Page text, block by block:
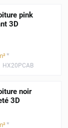
pink
3D
*
HX20PCAB
noir
3D
*